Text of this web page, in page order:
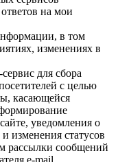
на мои
в том
изменениях в
для сбора
с целью
касающейся
уведомления о
изменения статусов
рассылки сообщений
e-mail.